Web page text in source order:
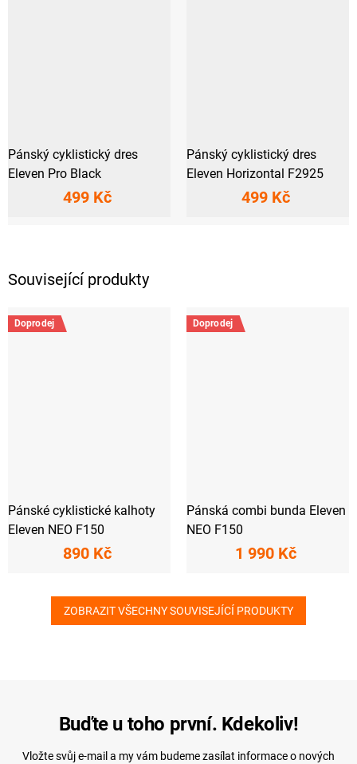
Související produkty
Doprodej
Pánské cyklistické kalhoty
Eleven NEO F150
890 Kč
Doprodej
Pánská combi bunda Eleven
NEO F150
1 990 Kč
ZOBRAZIT VŠECHNY SOUVISEJÍCÍ PRODUKTY
Pánský cyklistický dres
Eleven Pro Black
499 Kč
Pánský cyklistický dres
Eleven Horizontal F2925
499 Kč
Buďte u toho první. Kdekoliv!
Vložte svůj e-mail a my vám budeme zasílat informace o nových